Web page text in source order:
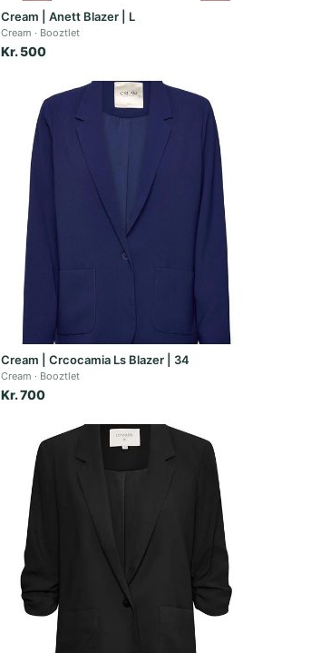
Cream | Anett Blazer | L
Cream Booztlet
Kr. 500
Cream | Crcocamia Ls Blazer | 34
Cream Booztlet
Kr. 700